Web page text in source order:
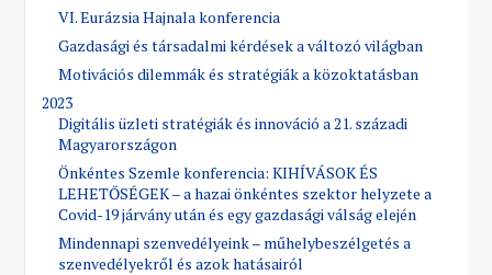
VI. Eurázsia Hajnala konferencia
Gazdasági és társadalmi kérdések a változó világban
Motivációs dilemmák és stratégiák a közoktatásban
2023
Digitális üzleti stratégiák és innováció a 21. századi
Magyarországon
Önkéntes Szemle konferencia: KIHÍVÁSOK ÉS
LEHETŐSÉGEK – a hazai önkéntes szektor helyzete a
Covid-19 járvány után és egy gazdasági válság elején
Mindennapi szenvedélyeink – műhelybeszélgetés a
szenvedélyekről és azok hatásairól